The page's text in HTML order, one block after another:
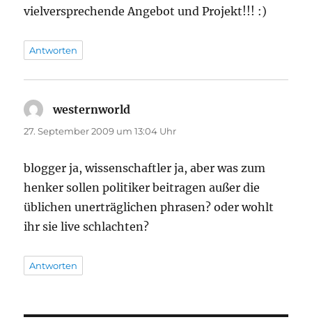
vielversprechende Angebot und Projekt!!! :)
Antworten
westernworld
27. September 2009 um 13:04 Uhr
blogger ja, wissenschaftler ja, aber was zum
henker sollen politiker beitragen außer die
üblichen unerträglichen phrasen? oder wohlt
ihr sie live schlachten?
Antworten